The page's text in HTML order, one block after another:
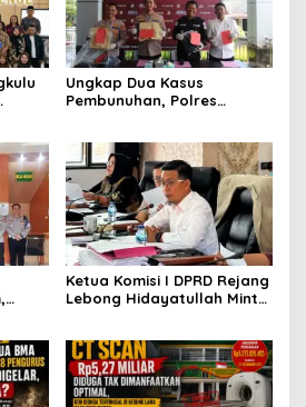
Ungkap Dua Kasus
Pembunuhan, Polres
Tersangka
Ketua Komisi I DPRD Rejang
Lebong Hidayatullah Minta